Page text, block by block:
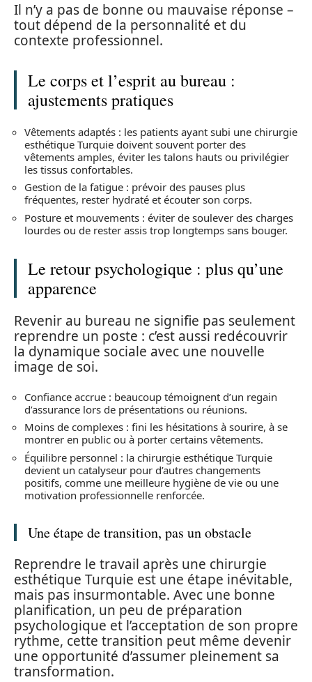
Il n’y a pas de bonne ou mauvaise réponse –
tout dépend de la personnalité et du
contexte professionnel.
Le corps et l’esprit au bureau :
ajustements pratiques
Vêtements adaptés : les patients ayant subi une chirurgie
esthétique Turquie doivent souvent porter des
vêtements amples, éviter les talons hauts ou privilégier
les tissus confortables.
Gestion de la fatigue : prévoir des pauses plus
fréquentes, rester hydraté et écouter son corps.
Posture et mouvements : éviter de soulever des charges
lourdes ou de rester assis trop longtemps sans bouger.
Le retour psychologique : plus qu’une
apparence
Revenir au bureau ne signifie pas seulement
reprendre un poste : c’est aussi redécouvrir
la dynamique sociale avec une nouvelle
image de soi.
Confiance accrue : beaucoup témoignent d’un regain
d’assurance lors de présentations ou réunions.
Moins de complexes : fini les hésitations à sourire, à se
montrer en public ou à porter certains vêtements.
Équilibre personnel : la chirurgie esthétique Turquie
devient un catalyseur pour d’autres changements
positifs, comme une meilleure hygiène de vie ou une
motivation professionnelle renforcée.
Une étape de transition, pas un obstacle
Reprendre le travail après une chirurgie
esthétique Turquie est une étape inévitable,
mais pas insurmontable. Avec une bonne
planification, un peu de préparation
psychologique et l’acceptation de son propre
rythme, cette transition peut même devenir
une opportunité d’assumer pleinement sa
transformation.